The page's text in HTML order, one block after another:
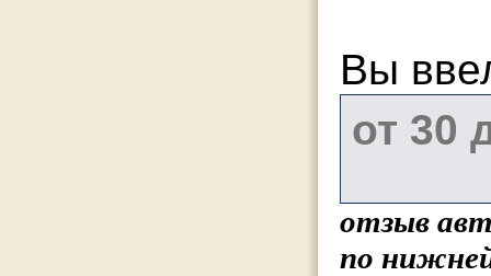
Вы
отзыв
по